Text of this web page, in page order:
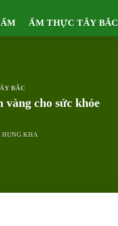
ẨM THỰC TÂY BẮC
BẮC
cho sức khỏe
HUNG KHA